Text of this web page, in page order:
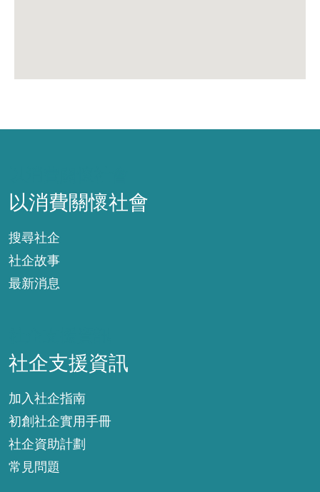
以消費關懷社會
搜尋社企
社企故事
最新消息
社企支援資訊
加入社企指南
初創社企實用手冊
社企資助計劃
常見問題